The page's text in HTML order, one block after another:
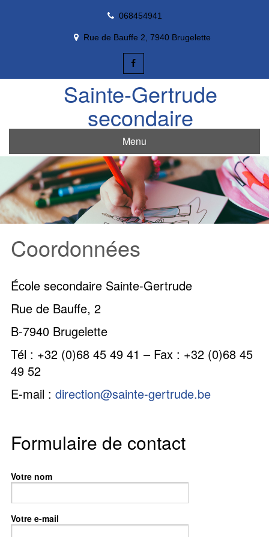
068454941
Rue de Bauffe 2, 7940 Brugelette
Sainte-Gertrude
secondaire
Menu
Coordonnées
École secondaire Sainte-Gertrude
Rue de Bauffe, 2
B-7940 Brugelette
Tél : +32 (0)68 45 49 41 – Fax : +32 (0)68 45
49 52
E-mail : direction@sainte-gertrude.be
Formulaire de contact
Votre nom
Votre e-mail